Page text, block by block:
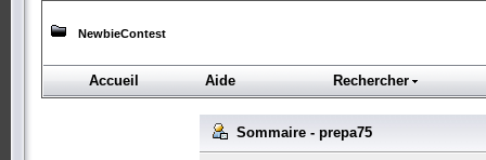
NewbieContest
Accueil Aide Rechercher
Sommaire - prepa75